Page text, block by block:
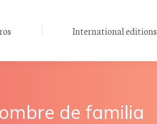
International editions
de familia